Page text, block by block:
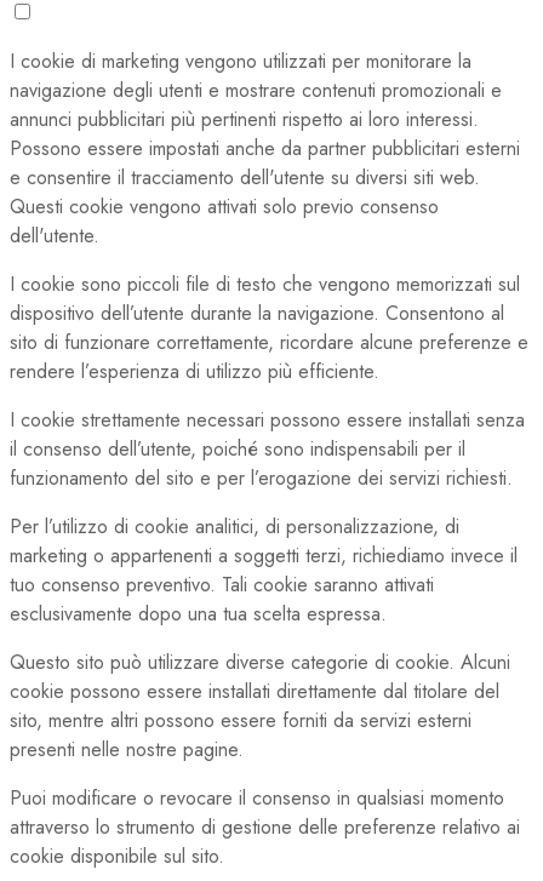
I cookie di marketing vengono utilizzati per monitorare la
navigazione degli utenti e mostrare contenuti promozionali e
annunci pubblicitari più pertinenti rispetto ai loro interessi.
Possono essere impostati anche da partner pubblicitari esterni
e consentire il tracciamento dell'utente su diversi siti web.
Questi cookie vengono attivati solo previo consenso
dell'utente.
I cookie sono piccoli file di testo che vengono memorizzati sul
dispositivo dell’utente durante la navigazione. Consentono al
sito di funzionare correttamente, ricordare alcune preferenze e
rendere l’esperienza di utilizzo più efficiente.
I cookie strettamente necessari possono essere installati senza
il consenso dell’utente, poiché sono indispensabili per il
funzionamento del sito e per l’erogazione dei servizi richiesti.
Per l’utilizzo di cookie analitici, di personalizzazione, di
marketing o appartenenti a soggetti terzi, richiediamo invece il
tuo consenso preventivo. Tali cookie saranno attivati
esclusivamente dopo una tua scelta espressa.
Questo sito può utilizzare diverse categorie di cookie. Alcuni
cookie possono essere installati direttamente dal titolare del
sito, mentre altri possono essere forniti da servizi esterni
presenti nelle nostre pagine.
Puoi modificare o revocare il consenso in qualsiasi momento
attraverso lo strumento di gestione delle preferenze relativo ai
cookie disponibile sul sito.